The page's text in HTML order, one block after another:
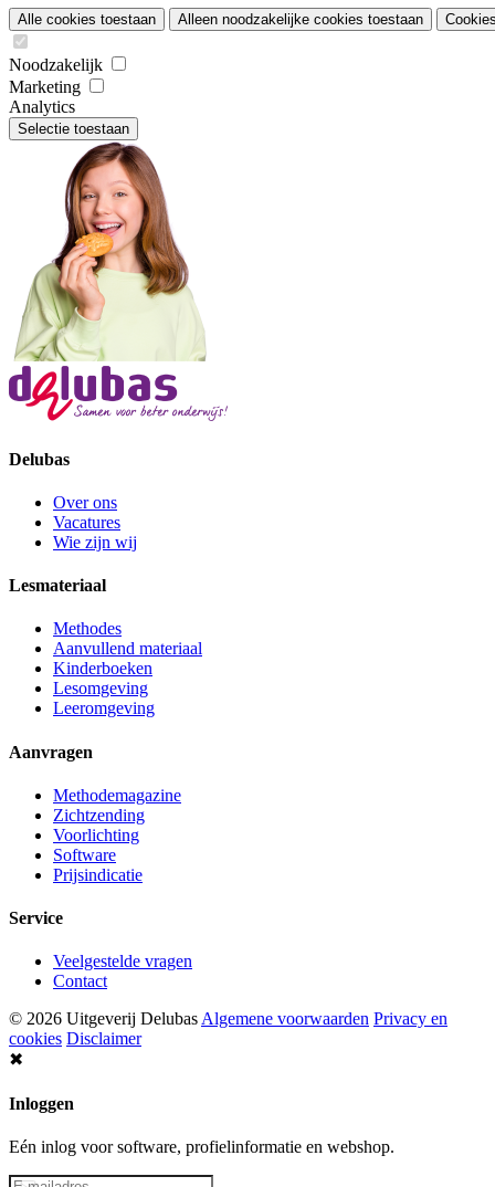
Alle cookies toestaan Alleen noodzakelijke cookies toestaan
Noodzakelijk
Marketing
Analytics
Selectie toestaan
Delubas
Over ons
Vacatures
Wie zijn wij
Lesmateriaal
Methodes
Aanvullend materiaal
Kinderboeken
Lesomgeving
Leeromgeving
Aanvragen
Methodemagazine
Zichtzending
Voorlichting
Software
Prijsindicatie
Service
Veelgestelde vragen
Contact
© 2026 Uitgeverij DelubasAlgemene voorwaarden Privacy en
cookies Disclaimer
✖
Inloggen
Eén inlog voor software, profielinformatie en webshop.